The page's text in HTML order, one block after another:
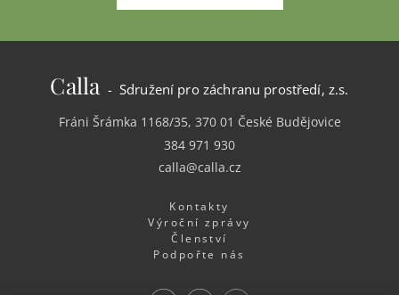
Calla- Sdružení pro záchranu prostředí, z.s.
Fráni Šrámka 1168/35, 370 01 České Budějovice
384 971 930
calla@calla.cz
Kontakty
Výroční zprávy
Členství
Podpořte nás